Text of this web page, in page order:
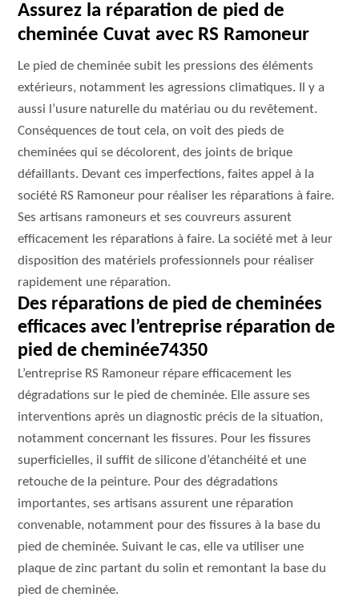
Assurez la réparation de pied de
cheminée Cuvat avec RS Ramoneur
Le pied de cheminée subit les pressions des éléments
extérieurs, notamment les agressions climatiques. Il y a
aussi l’usure naturelle du matériau ou du revêtement.
Conséquences de tout cela, on voit des pieds de
cheminées qui se décolorent, des joints de brique
défaillants. Devant ces imperfections, faites appel à la
société RS Ramoneur pour réaliser les réparations à faire.
Ses artisans ramoneurs et ses couvreurs assurent
efficacement les réparations à faire. La société met à leur
disposition des matériels professionnels pour réaliser
rapidement une réparation.
Des réparations de pied de cheminées
efficaces avec l’entreprise réparation de
pied de cheminée74350
L’entreprise RS Ramoneur répare efficacement les
dégradations sur le pied de cheminée. Elle assure ses
interventions après un diagnostic précis de la situation,
notamment concernant les fissures. Pour les fissures
superficielles, il suffit de silicone d’étanchéité et une
retouche de la peinture. Pour des dégradations
importantes, ses artisans assurent une réparation
convenable, notamment pour des fissures à la base du
pied de cheminée. Suivant le cas, elle va utiliser une
plaque de zinc partant du solin et remontant la base du
pied de cheminée.